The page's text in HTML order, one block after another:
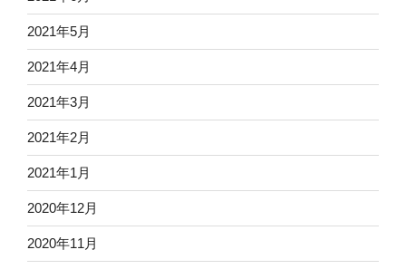
2021年5月
2021年4月
2021年3月
2021年2月
2021年1月
2020年12月
2020年11月